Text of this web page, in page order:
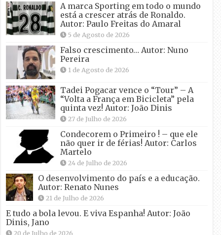
A marca Sporting em todo o mundo
está a crescer atrás de Ronaldo.
Autor: Paulo Freitas do Amaral
5 de Agosto de 2026
Falso crescimento… Autor: Nuno
Pereira
1 de Agosto de 2026
Tadei Pogacar vence o “Tour” – A
“Volta a França em Bicicleta” pela
quinta vez! Autor: João Dinis
27 de Julho de 2026
Condecorem o Primeiro ! – que ele
não quer ir de férias! Autor: Carlos
Martelo
24 de Julho de 2026
O desenvolvimento do país e a educação.
Autor: Renato Nunes
21 de Julho de 2026
E tudo a bola levou. E viva Espanha! Autor: João
Dinis, Jano
20 de Julho de 2026